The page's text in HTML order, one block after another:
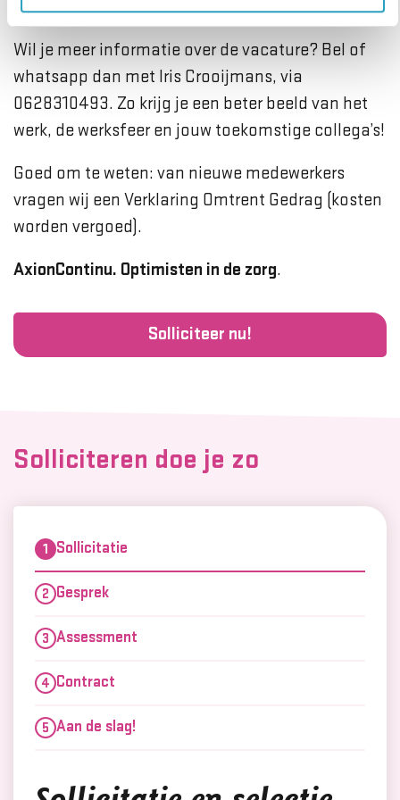
AxionContinu in Utrecht Leidsche Rijn.
Wil je meer informatie over de vacature? Bel of
whatsapp dan met Iris Crooijmans, via
0628310493. Zo krijg je een beter beeld van het
werk, de werksfeer en jouw toekomstige collega’s!
Goed om te weten: van nieuwe medewerkers
vragen wij een Verklaring Omtrent Gedrag (kosten
worden vergoed).
AxionContinu. Optimisten in de zorg.
Solliciteer nu!
Solliciteren doe je zo
Sollicitatie
Gesprek
Assessment
Contract
Aan de slag!